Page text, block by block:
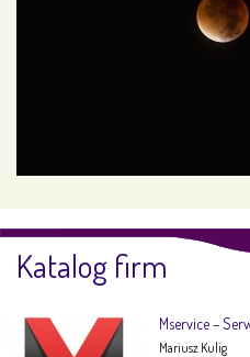
Katalog firm
Mservice –
Mariusz Kulig